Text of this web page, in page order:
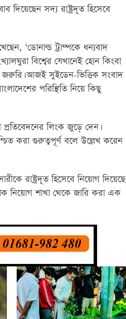
দিয়েছেন সদ্য রাষ্ট্রদূত হিসেবে
‘ডোনাল্ড ট্রাম্পকে ধন্যবাদ
বিশ্বের যেখানেই হোন কিংবা
জরুরি। আজই সুইডেন-ভিত্তিক সংবাদ
পরিস্থিতি নিয়ে কিছু
লিংক জুড়ে দেন।
করা গুরুত্বপূর্ণ বলে উল্লেখ করেন
রাষ্ট্রদূত হিসেবে নিয়োগ দিয়েছে
নিয়োগ শাখা থেকে জারি করা এক